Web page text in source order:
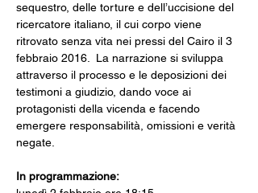
sequestro, delle torture e dell’uccisione del
ricercatore italiano, il cui corpo viene
ritrovato senza vita nei pressi del Cairo il 3
febbraio 2016.  La narrazione si sviluppa
attraverso il processo e le deposizioni dei
testimoni a giudizio, dando voce ai
protagonisti della vicenda e facendo
emergere responsabilità, omissioni e verità
negate.
In programmazione: